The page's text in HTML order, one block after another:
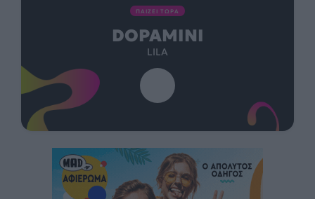
ΠΑΙΖΕΙ ΤΩΡΑ
DOPAMINI
LILA